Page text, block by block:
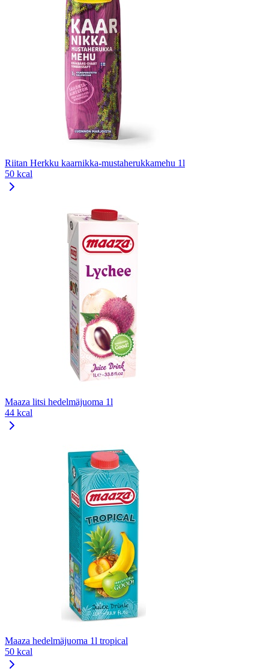
Riitan Herkku kaarnikka-mustaherukkamehu 1l
50 kcal
Maaza litsi hedelmäjuoma 1l
44 kcal
Maaza hedelmäjuoma 1l tropical
50 kcal